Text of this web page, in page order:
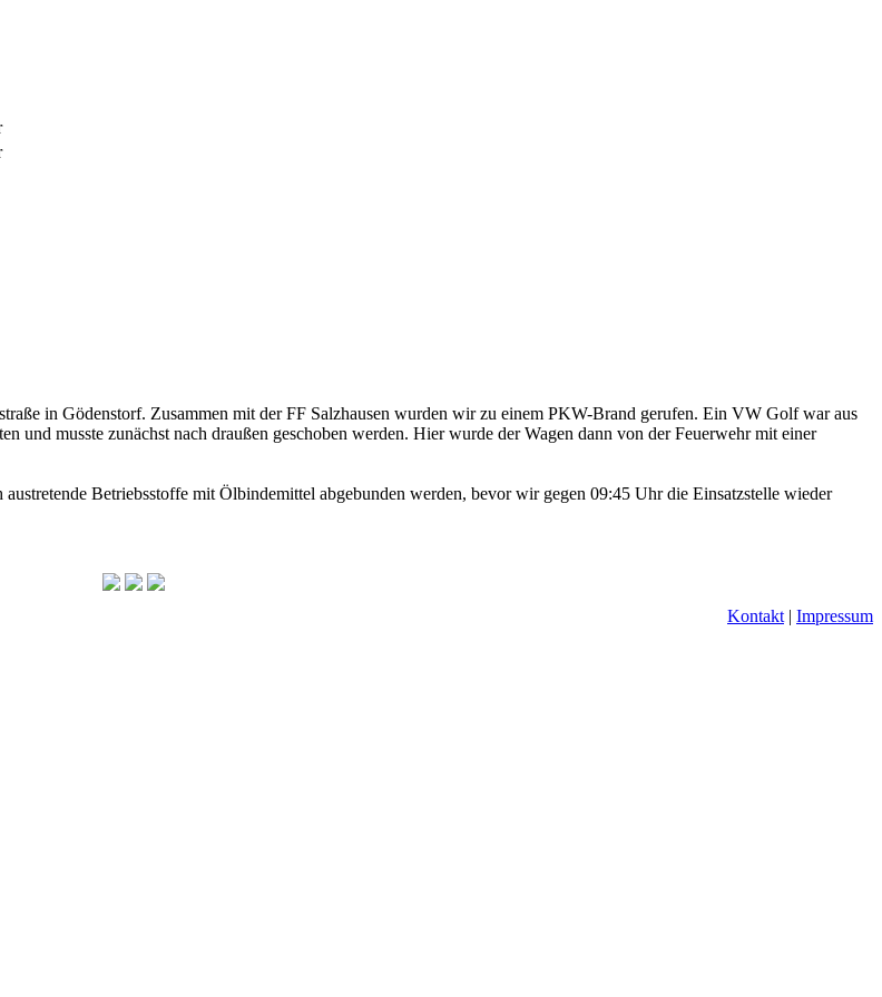
in Gödenstorf. Zusammen mit der FF Salzhausen wurden wir zu einem PKW-Brand gerufen. Ein VW Golf war aus
und musste zunächst nach draußen geschoben werden. Hier wurde der Wagen dann von der Feuerwehr mit einer
Betriebsstoffe mit Ölbindemittel abgebunden werden, bevor wir gegen 09:45 Uhr die Einsatzstelle wieder
Kontakt | Impressum